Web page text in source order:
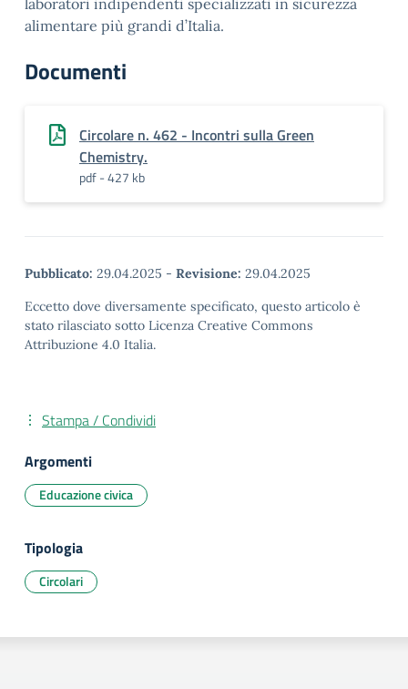
laboratori indipendenti specializzati in sicurezza
alimentare più grandi d’Italia.
Documenti
Circolare n. 462 - Incontri sulla Green
Chemistry.
pdf - 427 kb
Pubblicato: 29.04.2025 - Revisione: 29.04.2025
Eccetto dove diversamente specificato, questo articolo è
stato rilasciato sotto Licenza Creative Commons
Attribuzione 4.0 Italia.
Stampa / Condividi
Argomenti
Educazione civica
Tipologia
Circolari